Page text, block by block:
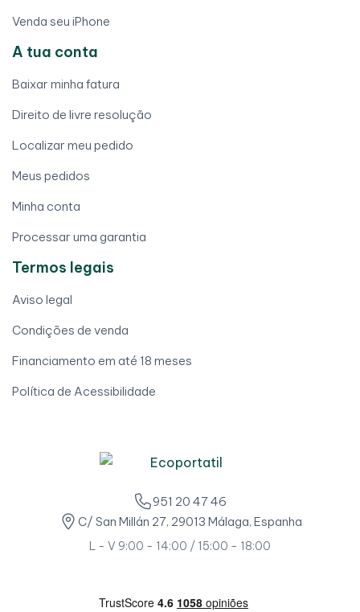
Venda seu iPhone
A tua conta
Baixar minha fatura
Direito de livre resolução
Localizar meu pedido
Meus pedidos
Minha conta
Processar uma garantia
Termos legais
Aviso legal
Condições de venda
Financiamento em até 18 meses
Política de Acessibilidade
951 20 47 46
C/ San Millán 27, 29013 Málaga, Espanha
L - V 9:00 - 14:00 / 15:00 - 18:00